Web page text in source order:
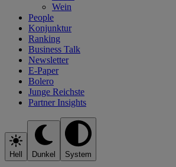
Wein
People
Konjunktur
Ranking
Business Talk
Newsletter
E-Paper
Bolero
Junge Reichste
Partner Insights
Hell Dunkel System